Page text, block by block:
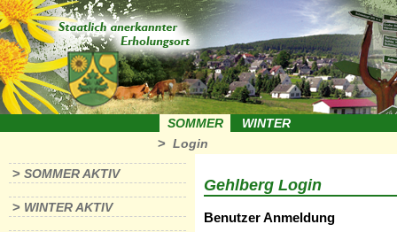
SOMMER WINTER
> Login
> SOMMER AKTIV
> WINTER AKTIV
Gehlberg Login
Benutzer Anmeldung